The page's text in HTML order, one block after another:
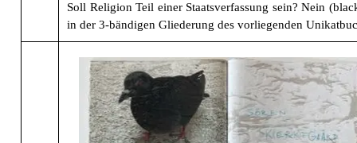
Soll Religion Teil einer Staatsverfassung sein? Nein
in der 3-bändigen Gliederung des vorliegenden